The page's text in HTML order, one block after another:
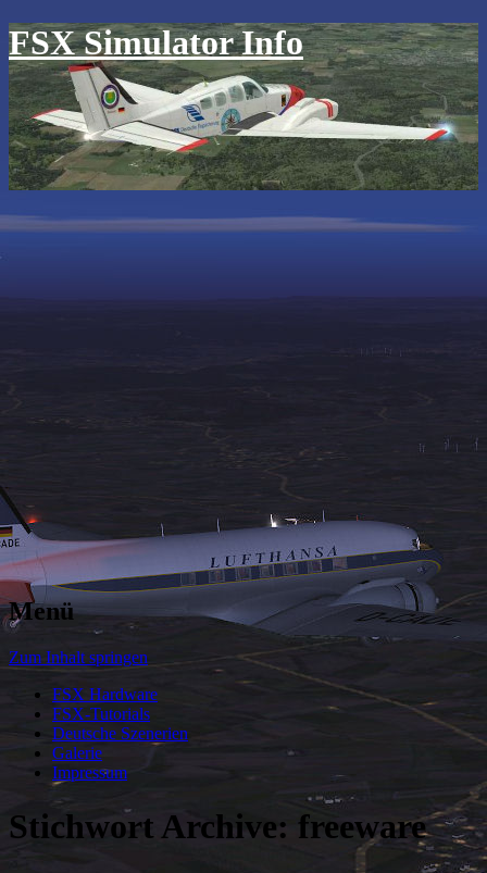
FSX Simulator Info
Menü
Zum Inhalt springen
FSX Hardware
FSX-Tutorials
Deutsche Szenerien
Galerie
Impressum
Stichwort Archive: freeware